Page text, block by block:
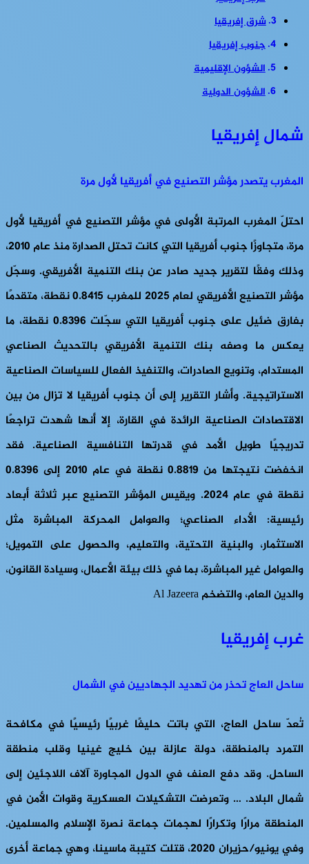
شرق إفريقيا
جنوب إفريقيا
الشؤون الإقليمية
الشؤون الدولية
شمال إفريقيا
المغرب يتصدر مؤشر التصنيع في أفريقيا لأول مرة
احتلّ المغرب المرتبة الأولى في مؤشر التصنيع في أفريقيا لأول
مرة، متجاوزًا جنوب أفريقيا التي كانت تحتل الصدارة منذ عام 2010،
وذلك وفقًا لتقرير جديد صادر عن بنك التنمية الأفريقي. وسجّل
مؤشر التصنيع الأفريقي لعام 2025 للمغرب 0.8415 نقطة، متقدمًا
بفارق ضئيل على جنوب أفريقيا التي سجّلت 0.8396 نقطة، ما
يعكس ما وصفه بنك التنمية الأفريقي بالتحديث الصناعي
المستدام، وتنويع الصادرات، والتنفيذ الفعال للسياسات الصناعية
الاستراتيجية. وأشار التقرير إلى أن جنوب أفريقيا لا تزال من بين
الاقتصادات الصناعية الرائدة في القارة، إلا أنها شهدت تراجعًا
تدريجيًا طويل الأمد في قدرتها التنافسية الصناعية. فقد
انخفضت نتيجتها من 0.8819 نقطة في عام 2010 إلى 0.8396
نقطة في عام 2024. ويقيس المؤشر التصنيع عبر ثلاثة أبعاد
رئيسية: الأداء الصناعي؛ والعوامل المحركة المباشرة مثل
الاستثمار، والبنية التحتية، والتعليم، والحصول على التمويل؛
والعوامل غير المباشرة، بما في ذلك بيئة الأعمال، وسيادة القانون،
والدين العام، والتضخم Al Jazeera
غرب إفريقيا
ساحل العاج تحذر من تهديد الجهاديين في الشمال
تُعدّ ساحل العاج، التي باتت حليفًا غربيًا رئيسيًا في مكافحة
التمرد بالمنطقة، دولة عازلة بين خليج غينيا وقلب منطقة
الساحل. وقد دفع العنف في الدول المجاورة آلاف اللاجئين إلى
شمال البلاد. … وتعرضت التشكيلات العسكرية وقوات الأمن في
المنطقة مرارًا وتكرارًا لهجمات جماعة نصرة الإسلام والمسلمين.
وفي يونيو/حزيران 2020، قتلت كتيبة ماسينا، وهي جماعة أخرى